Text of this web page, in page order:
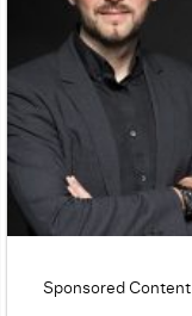
Sponsored Content